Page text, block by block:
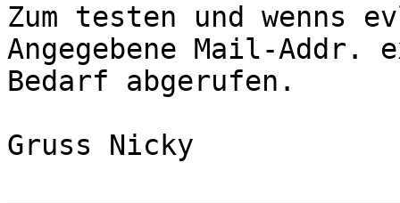
Zum testen und
Angegebene Mail-
Bedarf abgerufen.
Gruss Nicky